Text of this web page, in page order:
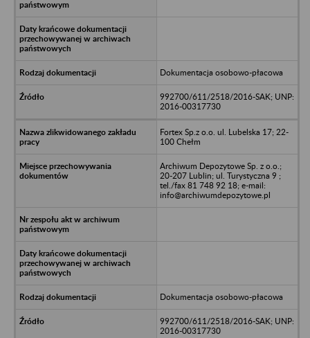
Dokumentacja osobowo-płacowa
992700/611/2518/2016-SAK; UNP:
2016-00317730
Fortex Sp.z o.o. ul. Lubelska 17; 22-
100 Chełm
Archiwum Depozytowe Sp. z o.o.;
20-207 Lublin; ul. Turystyczna 9 ;
tel./fax 81 748 92 18; e-mail:
info@archiwumdepozytowe.pl
Dokumentacja osobowo-płacowa
992700/611/2518/2016-SAK; UNP:
2016-00317730